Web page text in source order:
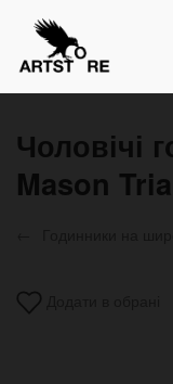
Чоловічі
Mason